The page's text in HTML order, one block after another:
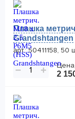
Плашка
Grandshtangen
арт.: 50411158, 50
− +
2